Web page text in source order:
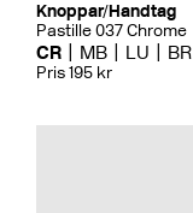
Knoppar/Handtag
Pastille 037 Chrome
CR MB LU BR
Pris 195 kr